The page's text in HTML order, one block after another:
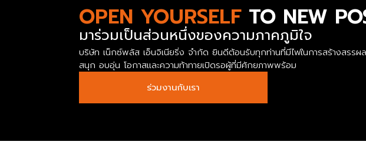
OPEN YOURSELF TO NEW
มาร่วมเป็นส่วนหนึ่งของความภาคภูมิใจ
บริษัท เน็กซ์พลัส เอ็นจิเนียริ่ง จำกัด ยินดีต้อนรับทุกท่านที่มีไฟในการสร้างสรร
สนุก อบอุ่น โอกาสและความท้าทายเปิดรอผู้ที่มีศักยภาพพร้อม
ร่วมงานกับเรา